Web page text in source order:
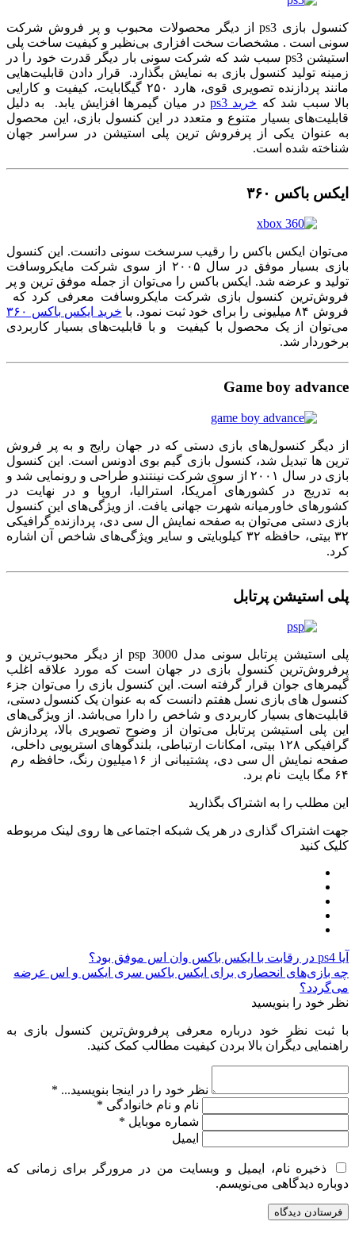
کنسول بازی ps3 از دیگر محصولات محبوب و پر فروش شرکت
سونی است . مشخصات سخت افزاری بی‌نظیر و کیفیت ساخت پلی
استیشن ps3 سبب شد که شرکت سونی بار دیگر قدرت خود را در
زمینه تولید کنسول بازی به نمایش بگذارد. قرار دادن قابلیت‌هایی
مانند پردازنده تصویری قوی، هارد ۲۵۰ گیگابایت، کیفیت و کارایی
بالا سبب شد که خرید ps3
در میان گیمرها افزایش یابد. به دلیل
قابلیت‌های بسیار متنوع و متعدد در این کنسول بازی، این محصول
به عنوان یکی از پرفروش ترین پلی استیشن در سراسر جهان
شناخته شده است.
ایکس باکس ۳۶۰
می‌توان ایکس باکس را رقیب سرسخت سونی دانست. این کنسول
بازی بسیار موفق در سال ۲۰۰۵ از سوی شرکت مایکروسافت
تولید و عرضه شد. ایکس باکس را می‌توان از جمله موفق ترین و پر
فروش‌ترین کنسول بازی شرکت مایکروسافت معرفی کرد که
فروش ۸۴ میلیونی را برای خود ثبت نمود. با
خرید ایکس باکس ۳۶۰
می‌توان از یک محصول با کیفیت و با قابلیت‌های بسیار کاربردی
برخوردار شد.
Game boy advance
از دیگر کنسول‌های بازی دستی که در جهان رایج و به پر فروش
ترین ها تبدیل شد، کنسول بازی گیم بوی ادونس است. این کنسول
بازی در سال ۲۰۰۱ از سوی شرکت نینتندو طراحی و رونمایی شد و
به تدریج در کشورهای آمریکا، استرالیا، اروپا و در نهایت در
کشورهای خاورمیانه شهرت جهانی یافت. از ویژگی‌های این کنسول
بازی دستی می‌توان به صفحه نمایش ال سی دی، پردازنده گرافیکی
۳۲ بیتی، حافظه ۳۲ کیلوبایتی و سایر ویژگی‌های شاخص آن اشاره
کرد.
پلی استیشن پرتابل
پلی استیشن پرتابل سونی مدل psp 3000 از دیگر محبوب‌ترین و
پرفروش‌ترین کنسول بازی در جهان است که مورد علاقه اغلب
گیمرهای جوان قرار گرفته است. این کنسول بازی را می‌توان جزء
کنسول های بازی نسل هفتم دانست که به عنوان یک کنسول دستی،
قابلیت‌های بسیار کاربردی و شاخص را دارا می‌باشد. از ویژگی‌های
این پلی استیشن پرتابل می‌توان از وضوح تصویری بالا، پردازش
گرافیکی ۱۲۸ بیتی، امکانات ارتباطی، بلندگوهای استریویی داخلی،
صفحه نمایش ال سی دی، پشتیبانی از ۱۶میلیون رنگ، حافظه رم
۶۴ مگا بایت نام برد.
این مطلب را به اشتراک بگذارید
جهت اشتراک گذاری در هر یک شبکه اجتماعی ها روی لینک مربوطه
کلیک کنید
آیا ps4 در رقابت با ایکس باکس وان اس موفق بود؟
چه بازی‌های انحصاری برای ایکس باکس سری ایکس و اس عرضه
می‌گردد؟
نظر خود را بنویسید
با ثبت نظر خود درباره معرفی پرفروش‌ترین کنسول بازی به
راهنمایی دیگران بالا بردن کیفیت مطالب کمک کنید.
نظر خود را در اینجا بنویسید... *
نام و نام خانوادگی *
شماره موبایل *
ایمیل
ذخیره نام، ایمیل و وبسایت من در مرورگر برای زمانی که
دوباره دیدگاهی می‌نویسم.